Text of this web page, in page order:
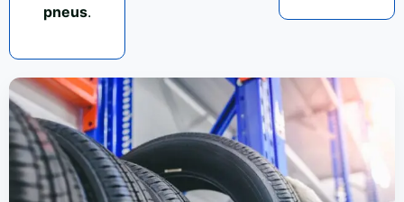
pneus.